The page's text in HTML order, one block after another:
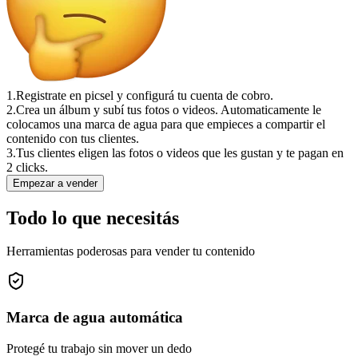
1.Registrate en picsel y configurá tu cuenta de cobro.
2.Crea un álbum y subí tus fotos o videos. Automaticamente le
colocamos una marca de agua para que empieces a compartir el
contenido con tus clientes.
3.Tus clientes eligen las fotos o videos que les gustan y te pagan en
2 clicks.
Empezar a vender
Todo lo que necesitás
Herramientas poderosas para vender tu contenido
Marca de agua automática
Protegé tu trabajo sin mover un dedo